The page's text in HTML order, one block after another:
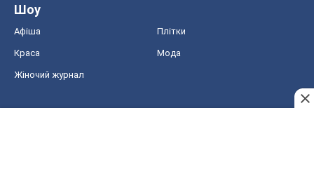
Шоу
Афіша Плітки
Краса Мода
Жіночий журнал